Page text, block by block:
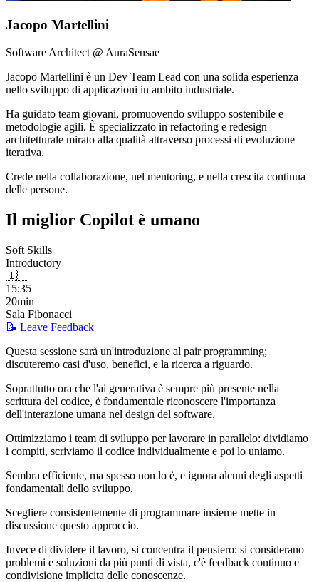
Jacopo Martellini
Software Architect @ AuraSensae
Jacopo Martellini è un Dev Team Lead con una solida esperienza
nello sviluppo di applicazioni in ambito industriale.
Ha guidato team giovani, promuovendo sviluppo sostenibile e
metodologie agili. È specializzato in refactoring e redesign
architetturale mirato alla qualità attraverso processi di evoluzione
iterativa.
Crede nella collaborazione, nel mentoring, e nella crescita continua
delle persone.
Il miglior Copilot è umano
Soft Skills
Introductory
🇮🇹
15:35
20min
Sala Fibonacci
📝 Leave Feedback
Questa sessione sarà un'introduzione al pair programming;
discuteremo casi d'uso, benefici, e la ricerca a riguardo.
Soprattutto ora che l'ai generativa è sempre più presente nella
scrittura del codice, è fondamentale riconoscere l'importanza
dell'interazione umana nel design del software.
Ottimizziamo i team di sviluppo per lavorare in parallelo: dividiamo
i compiti, scriviamo il codice individualmente e poi lo uniamo.
Sembra efficiente, ma spesso non lo è, e ignora alcuni degli aspetti
fondamentali dello sviluppo.
Scegliere consistentemente di programmare insieme mette in
discussione questo approccio.
Invece di dividere il lavoro, si concentra il pensiero: si considerano
problemi e soluzioni da più punti di vista, c'è feedback continuo e
condivisione implicita delle conoscenze.